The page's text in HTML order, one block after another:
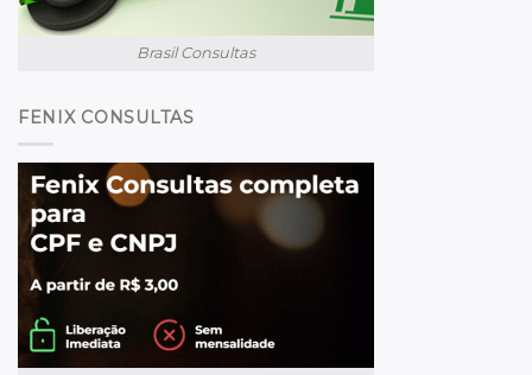
Brasil Consultas
FENIX CONSULTAS